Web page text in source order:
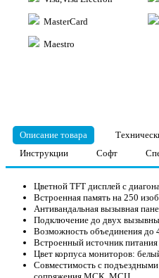
MasterCard
Maestro
Описание товара
Инструкции
Софт
Цветной TFT дисплей с
Встроенная память на 250
Антивандальная вызывная
Подключение до двух
Возможность объединения до
Встроенный источник питания
Цвет корпуса мониторов:
Совместимость с